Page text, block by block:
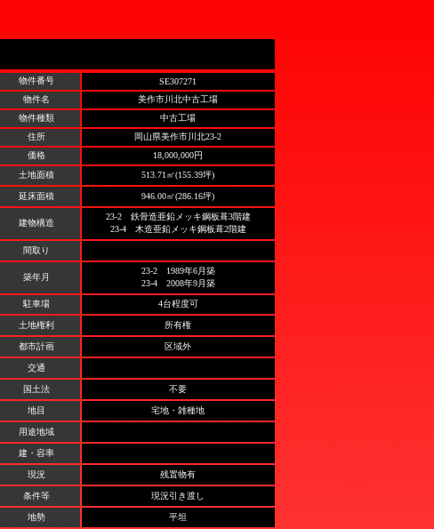
物件番号
SE307271
物件名
美作市川北中古工場
物件種類
中古工場
住所
岡山県美作市川北23-2
価格
18,000,000円
土地面積
513.71㎡(155.39坪)
延床面積 946.00㎡(286.16坪)
建物構造
23-2 鉄骨造亜鉛メッキ鋼板葺3階建
23-4 木造亜鉛メッキ鋼板葺2階建
間取り
築年月
23-2 1989年6月築
23-4 2008年9月築
駐車場 4台程度可
土地権利 所有権
都市計画 区域外
交通
国土法 不要
地目 宅地・雑種地
用途地域
建・容率
現況 残置物有
条件等 現況引き渡し
地勢 平坦